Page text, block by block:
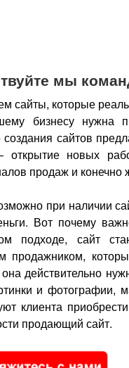
мы
сайты, которые
бизнесу нужна
создания сайтов
открытие новых
продаж и конечно
при наличии
Вот почему
подходе, сайт
продажником,
действительно
и фотографии,
клиента
продающий сайт.